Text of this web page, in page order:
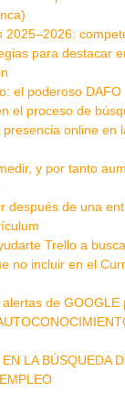
2025–2026:
para destacar
el poderoso DAFO
el proceso de
online en
y por tanto
después de una
Trello a
no incluir en el
de
LA BÚSQUEDA